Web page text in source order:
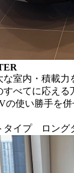
室内・積載力
べてに応える
の使い勝手を併
イプ ロング